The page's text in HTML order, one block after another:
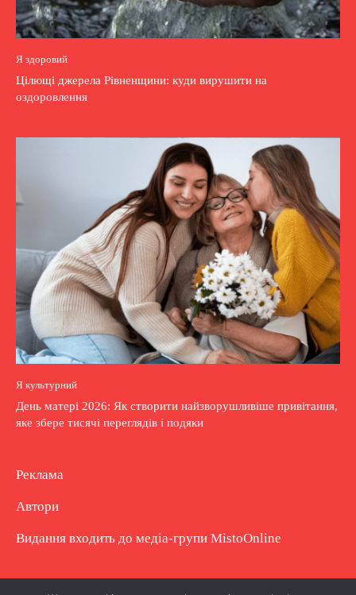
Я здоровий
Цілющі джерела Рівненщини: куди вирушити на
оздоровлення
Я культурний
День матері 2026: Як створити найзворушливіше привітання,
яке збере тисячі переглядів і подяки
Реклама
Автори
Видання входить до медіа-групи MistoOnline